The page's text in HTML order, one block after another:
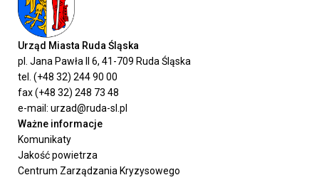
Urząd Miasta Ruda Śląska
pl. Jana Pawła II 6, 41-709 Ruda Śląska
tel. (+48 32) 244 90 00
fax (+48 32) 248 73 48
e-mail: urzad@ruda-sl.pl
Ważne informacje
Komunikaty
Jakość powietrza
Centrum Zarządzania Kryzysowego